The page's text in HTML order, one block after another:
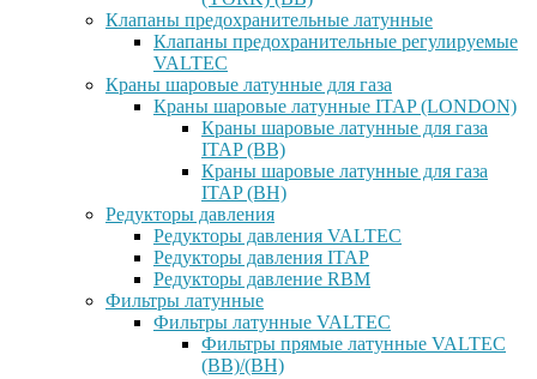
Клапаны предохранительные латунные
Клапаны предохранительные регулируемые
VALTEC
Краны шаровые латунные для газа
Краны шаровые латунные ITAP (LONDON)
Краны шаровые латунные для газа
ITAP (ВВ)
Краны шаровые латунные для газа
ITAP (ВН)
Редукторы давления
Редукторы давления VALTEC
Редукторы давления ITAP
Редукторы давление RBM
Фильтры латунные
Фильтры латунные VALTEC
Фильтры прямые латунные VALTEC
(ВВ)/(ВН)